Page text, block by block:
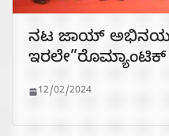
ನಟ ಜಾಯ್
12/02/2024